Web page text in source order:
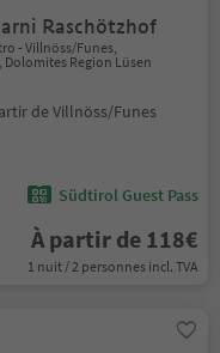
Raschötzhof
- Villnöss/Funes,
Dolomites Region Lüsen
de Villnöss/Funes
Südtirol Guest Pass
À partir de 118€
1 nuit / 2 personnes incl. TVA